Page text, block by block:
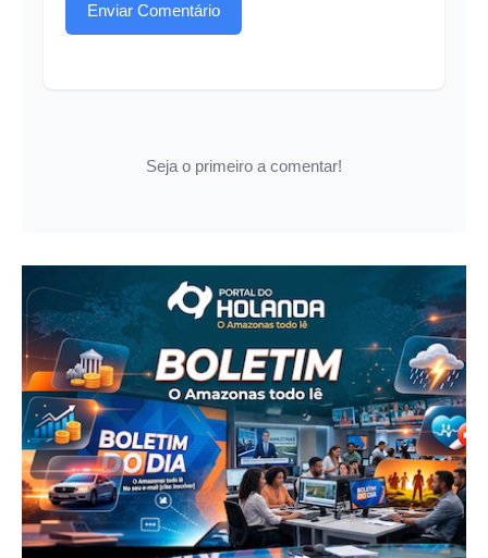
Enviar Comentário
Seja o primeiro a comentar!